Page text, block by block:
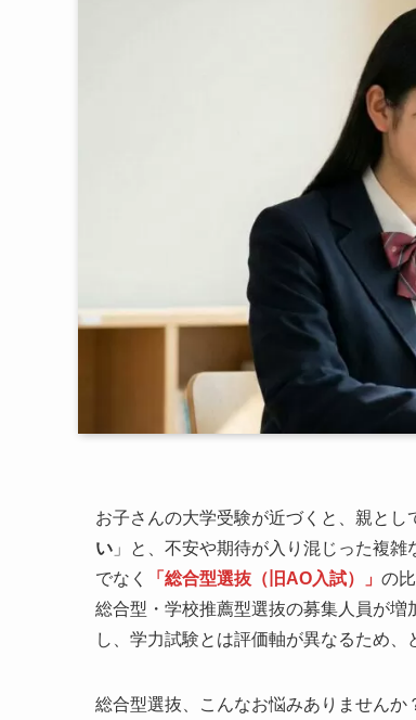
お子さんの大学受験が近づくと、親とし
い 」と、不安や期待が入り混じった複
でなく
「総合型選抜（旧AO入試）」 の
総合型・学校推薦型選抜の募集人員が
し、学力試験とは評価軸が異なるため
総合型選抜、こんなお悩みありませんか